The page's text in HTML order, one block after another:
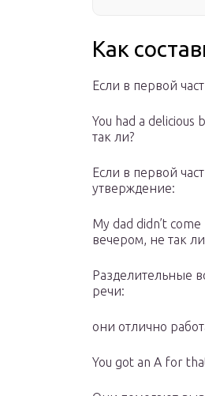
Как
Если в первой
You had a delicious
так ли?
Если в первой
утверждение:
My dad didn’t
вечером, не так
Разделительные
речи:
они отлично
You got an A for